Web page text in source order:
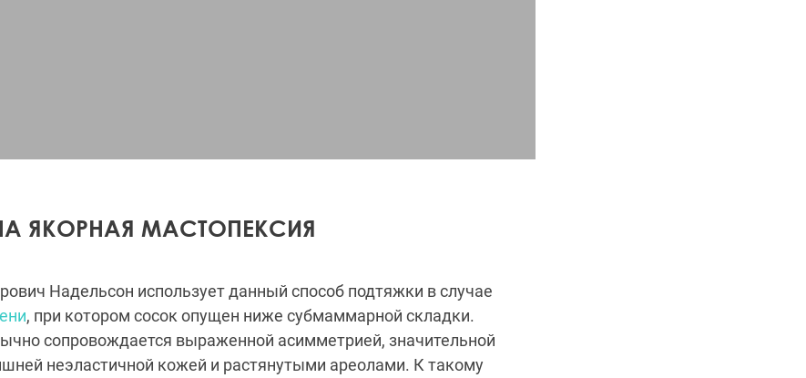
ЯКОРНАЯ МАСТОПЕКСИЯ
Надельсон использует данный способ подтяжки в случае
, при котором сосок опущен ниже субмаммарной складки.
сопровождается выраженной асимметрией, значительной
неэластичной кожей и растянутыми ареолами. К такому